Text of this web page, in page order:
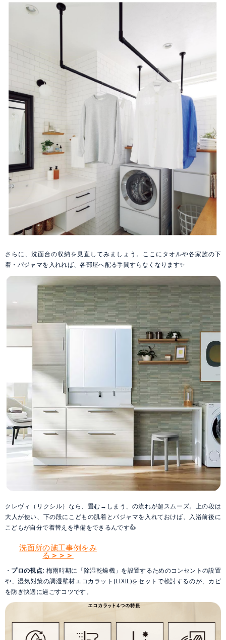
さらに、洗面台の収納を見直してみましょう。ここにタオルや各家族の下
着・パジャマを入れれば、各部屋へ配る手間すらなくなります✨
クレヴィ（リクシル）なら、畳む→しまう、の流れが超スムーズ。上の段は
大人が使い、下の段にこどもの肌着とパジャマを入れておけば、入浴前後に
こどもが自分で着替えを準備をできるんです👍
洗面所の施工事例をみ
る ＞＞＞
・ プロの視点: 梅雨時期に「除湿乾燥機」を設置するためのコンセントの設置
や、湿気対策の調湿壁材エコカラット(LIXIL)をセットで検討するのが、カビ
を防ぎ快適に過ごすコツです。